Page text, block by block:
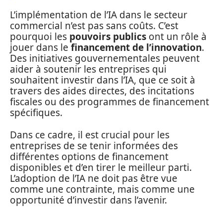
L’implémentation de l’IA dans le secteur
commercial n’est pas sans coûts. C’est
pourquoi les pouvoirs publics ont un rôle à
jouer dans le financement de l’innovation.
Des initiatives gouvernementales peuvent
aider à soutenir les entreprises qui
souhaitent investir dans l’IA, que ce soit à
travers des aides directes, des incitations
fiscales ou des programmes de financement
spécifiques.
Dans ce cadre, il est crucial pour les
entreprises de se tenir informées des
différentes options de financement
disponibles et d’en tirer le meilleur parti.
L’adoption de l’IA ne doit pas être vue
comme une contrainte, mais comme une
opportunité d’investir dans l’avenir.